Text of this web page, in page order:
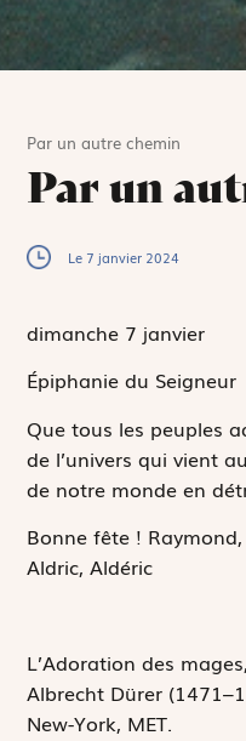
Par un autre chemin
Par un
Le 7 janvier 2024
dimanche 7 janvier
Épiphanie du Seigneur
Que tous les peuples
de l’univers qui vient
de notre monde en
Bonne fête !
Aldric, Aldéric
L’Adoration des mages,
Albrecht Dürer
New-York, MET.